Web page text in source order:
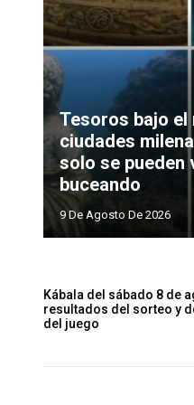
Tesoros bajo el
ciudades
solo se pueden
buceando
9 De Agosto De 2026
Kábala del sábado 8 de
resultados del sorteo y
del juego